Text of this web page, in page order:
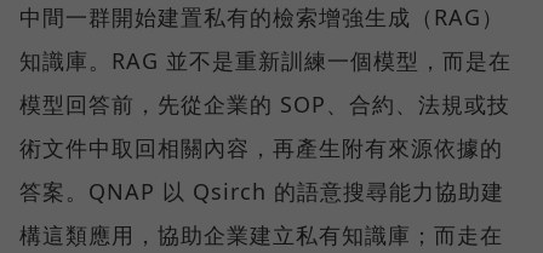
中間一群開始建置私有的檢索增強生成（RAG）
知識庫。RAG 並不是重新訓練一個模型，而是在
模型回答前，先從企業的 SOP、合約、法規或技
術文件中取回相關內容，再產生附有來源依據的
答案。QNAP 以 Qsirch 的語意搜尋能力協助建
構這類應用，協助企業建立私有知識庫；而走在